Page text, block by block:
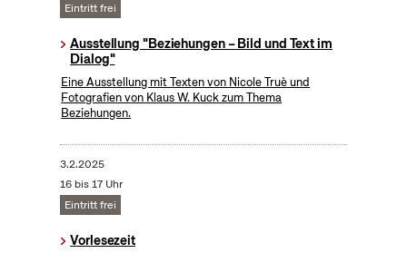
Eintritt frei
Ausstellung "Beziehungen – Bild und Text im
Dialog"
Eine Ausstellung mit Texten von Nicole Truè und
Fotografien von Klaus W. Kuck zum Thema
Beziehungen.
3.2.2025
16 bis 17 Uhr
Eintritt frei
Vorlesezeit